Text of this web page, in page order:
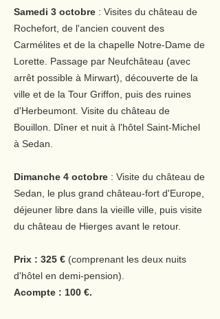
Samedi 3 octobre : Visites du château de
Rochefort, de l'ancien couvent des
Carmélites et de la chapelle Notre-Dame de
Lorette. Passage par Neufchâteau (avec
arrêt possible à Mirwart), découverte de la
ville et de la Tour Griffon, puis des ruines
d'Herbeumont. Visite du château de
Bouillon. Dîner et nuit à l'hôtel Saint-Michel
à Sedan.
Dimanche 4 octobre : Visite du château de
Sedan, le plus grand château-fort d'Europe,
déjeuner libre dans la vieille ville, puis visite
du château de Hierges avant le retour.
Prix : 325 € (comprenant les deux nuits
d'hôtel en demi-pension).
Acompte : 100 €.